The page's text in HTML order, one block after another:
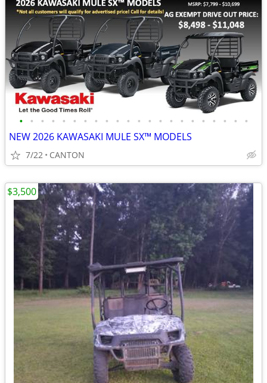
• • • • • • • • • • • • • • • • • • • • • •
NEW 2026 KAWASAKI MULE SX™ MODELS
7/22 CANTON
$3,500